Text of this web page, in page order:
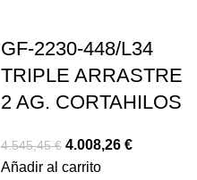
GF-2230-448/L34
TRIPLE ARRASTRE
2 AG. CORTAHILOS
4.545,45€ 4.008,26 €
Añadir al carrito